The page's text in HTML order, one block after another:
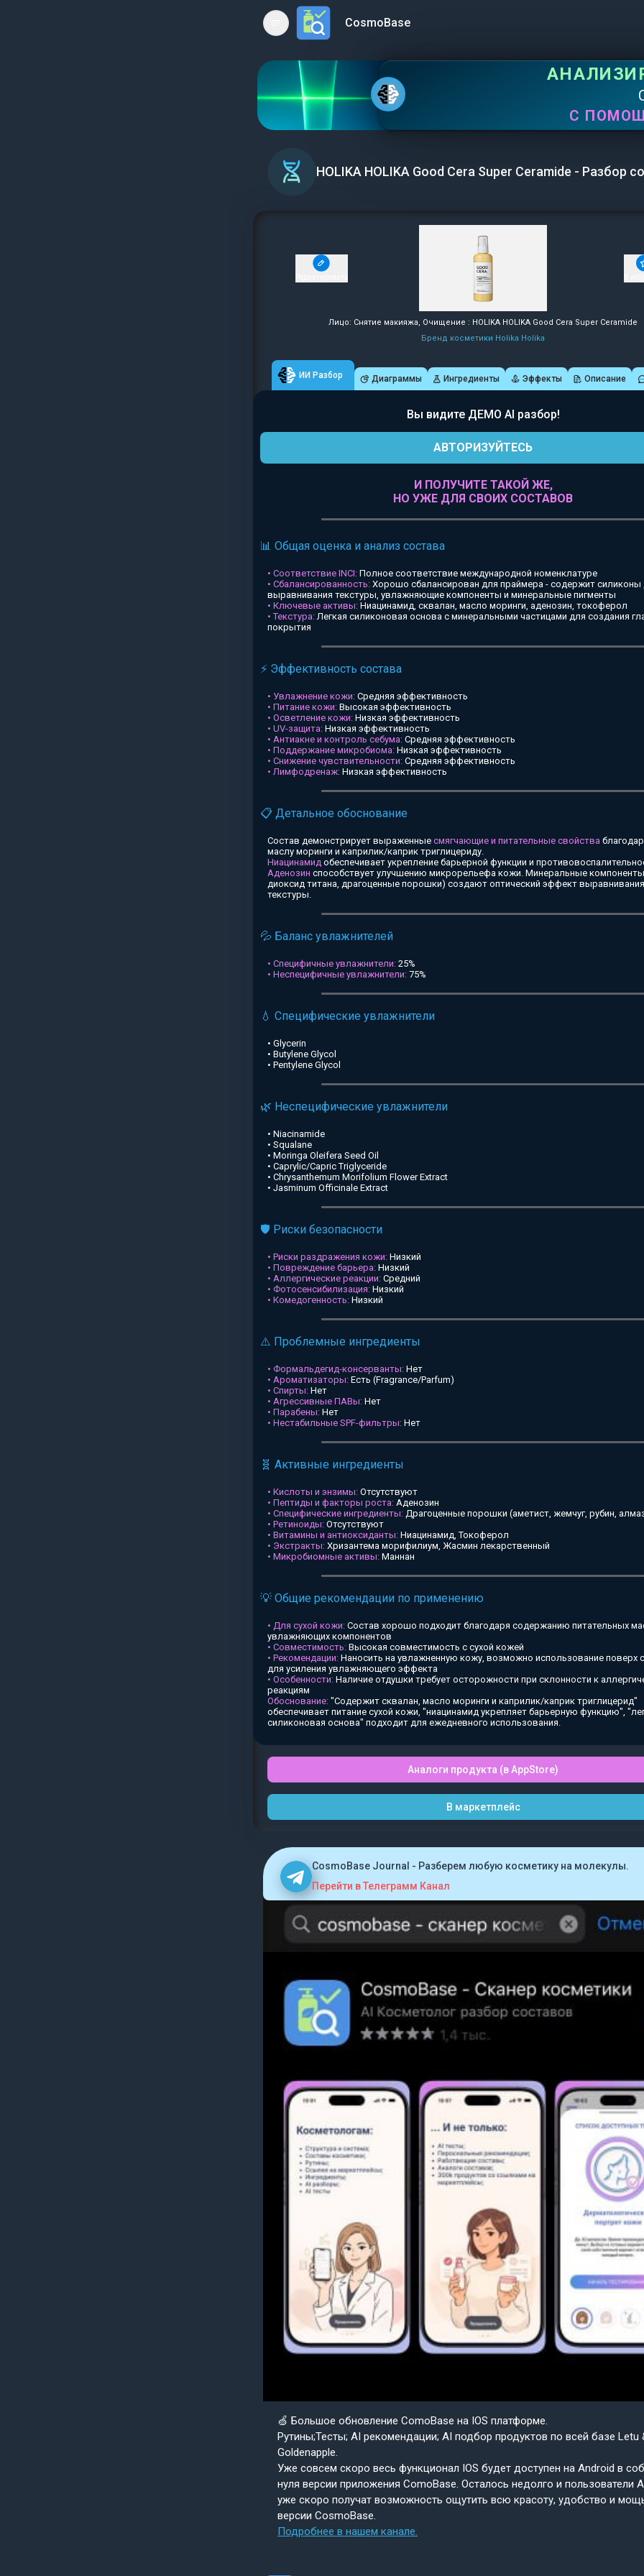
Open main menuCosmoBase
С
HOLIKA HOLIKA Good Cera Super Ceramide - Разбор
Лицо: Снятие макияжа, Очищение : HOLIKA HOLIKA Good Cera Super Ceramide
Бренд косметики Holika Holika
ИИ Разбор Диаграммы Ингредиенты Эффекты Описание
Вы видите ДЕМО AI разбор!
АВТОРИЗУЙТЕСЬ
И ПОЛУЧИТЕ ТАКОЙ ЖЕ,
НО УЖЕ ДЛЯ СВОИХ СОСТАВОВ
📊 Общая оценка и анализ состава
• Соответствие INCI: Полное соответствие международной номенклатуре
• Сбалансированность: Хорошо сбалансирован для праймера - содержит силиконы
выравнивания текстуры, увлажняющие компоненты и минеральные пигменты
• Ключевые активы: Ниацинамид, сквалан, масло моринги, аденозин, токоферол
• Текстура:Легкая силиконовая основа с минеральными частицами для создания
покрытия
⚡ Эффективность состава
• Увлажнение кожи: Средняя эффективность
• Питание кожи: Высокая эффективность
• Осветление кожи: Низкая эффективность
• UV-защита: Низкая эффективность
• Антиакне и контроль себума: Средняя эффективность
• Поддержание микробиома: Низкая эффективность
• Снижение чувствительности: Средняя эффективность
• Лимфодренаж: Низкая эффективность
📋 Детальное обоснование
Состав демонстрирует выраженные смягчающие и питательные свойства
маслу моринги и каприлик/каприк триглицериду.
Ниацинамид обеспечивает укрепление барьерной функции и
Аденозин способствует улучшению микрорельефа кожи. Минеральные
диоксид титана, драгоценные порошки) создают оптический эффект
текстуры.
💦 Баланс увлажнителей
• Специфичные увлажнители: 25%
• Неспецифичные увлажнители: 75%
💧 Специфические увлажнители
• Glycerin
• Butylene Glycol
• Pentylene Glycol
🌿 Неспецифические увлажнители
• Niacinamide
• Squalane
• Moringa Oleifera Seed Oil
• Caprylic/Capric Triglyceride
• Chrysanthemum Morifolium Flower Extract
• Jasminum Officinale Extract
🛡️ Риски безопасности
• Риски раздражения кожи: Низкий
• Повреждение барьера: Низкий
• Аллергические реакции: Средний
• Фотосенсибилизация: Низкий
• Комедогенность: Низкий
⚠️ Проблемные ингредиенты
• Формальдегид-консерванты: Нет
• Ароматизаторы: Есть (Fragrance/Parfum)
• Спирты: Нет
• Агрессивные ПАВы: Нет
• Парабены: Нет
• Нестабильные SPF-фильтры: Нет
🧬 Активные ингредиенты
• Кислоты и энзимы: Отсутствуют
• Пептиды и факторы роста: Аденозин
• Специфические ингредиенты: Драгоценные порошки (аметист, жемчуг, рубин,
• Ретиноиды: Отсутствуют
• Витамины и антиоксиданты: Ниацинамид, Токоферол
• Экстракты: Хризантема морифилиум, Жасмин лекарственный
• Микробиомные активы: Маннан
💡 Общие рекомендации по применению
• Для сухой кожи: Состав хорошо подходит благодаря содержанию питательных
увлажняющих компонентов
• Совместимость: Высокая совместимость с сухой кожей
• Рекомендации: Наносить на увлажненную кожу, возможно использование поверх
для усиления увлажняющего эффекта
• Особенности: Наличие отдушки требует осторожности при склонности к
реакциям
Обоснование: "Содержит сквалан, масло моринги и каприлик/каприк триглицерид"
обеспечивает питание сухой кожи, "ниацинамид укрепляет барьерную функцию",
силиконовая основа" подходит для ежедневного использования.
Аналоги продукта (в AppStore)
В маркетплейс
CosmoBase Journal - Разберем любую косметику на молекулы.
Перейти в Телеграмм Канал
🍏 Большое обновление ComoBase на IOS платформе.
Рутины;Тесты; AI рекомендации; AI подбор продуктов по всей базе Letu
Goldenapple.
Уже совсем скоро весь функционал IOS будет доступен на Android в
нуля версии приложения ComoBase. Осталось недолго и пользователи
уже скоро получат возможность ощутить всю красоту, удобство и
версии CosmoBase.
Подробнее в нашем канале.